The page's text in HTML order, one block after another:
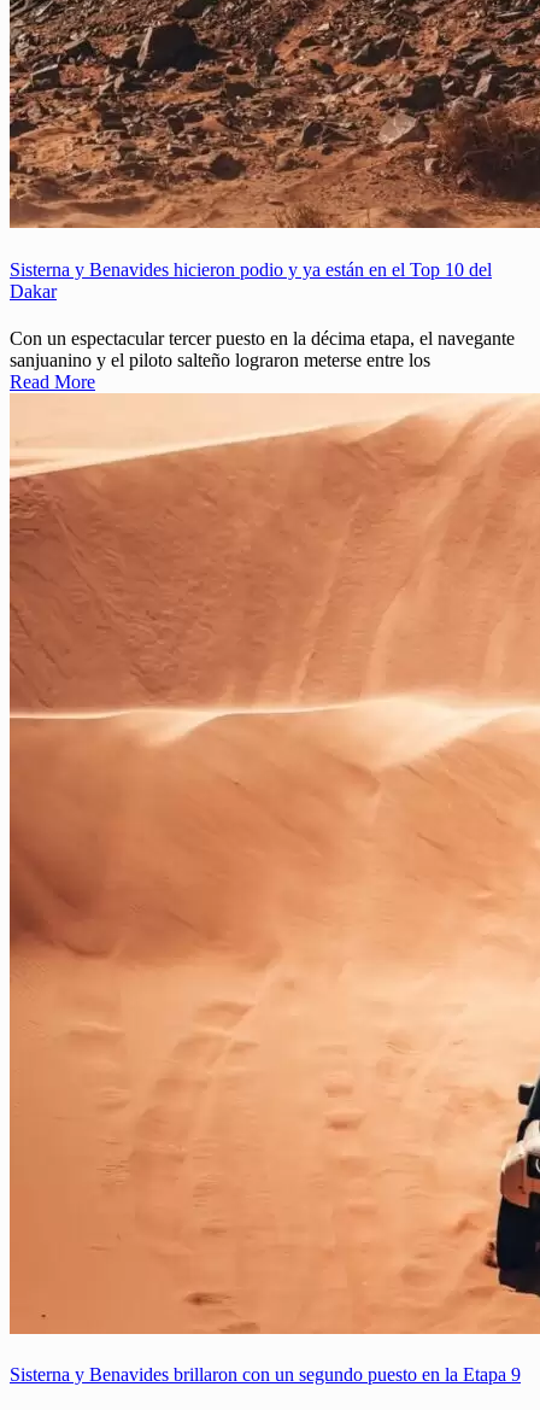
Sisterna y Benavides hicieron podio y ya están en el Top 10 del
Dakar
Con un espectacular tercer puesto en la décima etapa, el navegante
sanjuanino y el piloto salteño lograron meterse entre los
Read More
Sisterna y Benavides brillaron con un segundo puesto en la Etapa 9